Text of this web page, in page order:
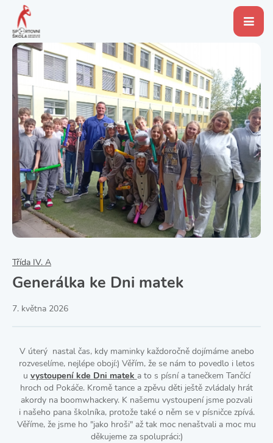
Třída IV. A
Generálka ke Dni matek
7. května 2026
V úterý nastal čas, kdy maminky každoročně dojímáme anebo
rozveselíme, nejlépe obojí:) Věřím, že se nám to povedlo i letos
u vystoupení kde Dni matek a to s písní a tanečkem Tančící
hroch od Pokáče. Kromě tance a zpěvu děti ještě zvládaly hrát
akordy na boomwhackery. K našemu vystoupení jsme pozvali
i našeho pana školníka, protože také o něm se v písničce zpívá.
Věříme, že jsme ho "jako hroši" až tak moc nenaštvali a moc mu
děkujeme za spolupráci:)